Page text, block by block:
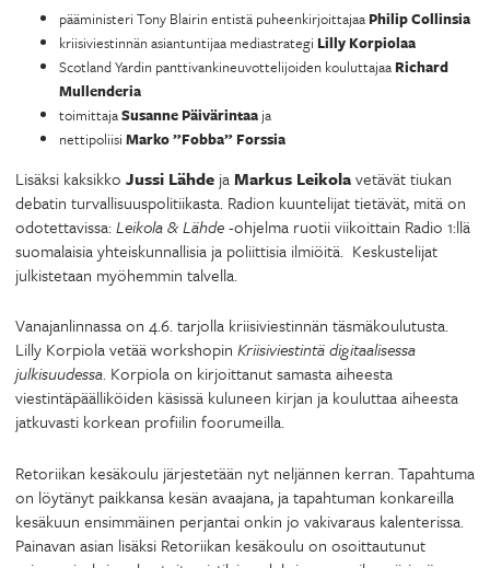
pääministeri Tony Blairin entistä puheenkirjoittajaa Philip Collinsia
kriisiviestinnän asiantuntijaa mediastrategi Lilly Korpiolaa
Scotland Yardin panttivankineuvottelijoiden kouluttajaa Richard
Mullenderia
toimittajaSusanne Päivärintaa ja
nettipoliisi Marko ”Fobba” Forssia
Lisäksi kaksikko Jussi Lähde jaMarkus Leikolavetävät tiukan
debatin turvallisuuspolitiikasta. Radion kuuntelijat tietävät, mitä on
odotettavissa:Leikola & Lähde-ohjelma ruotii viikoittain Radio 1:llä
suomalaisia yhteiskunnallisia ja poliittisia ilmiöitä. Keskustelijat
julkistetaan myöhemmin talvella.
Vanajanlinnassa on 4.6. tarjolla kriisiviestinnän täsmäkoulutusta.
Lilly Korpiola vetää workshopin Kriisiviestintä digitaalisessa
julkisuudessa. Korpiola on kirjoittanut samasta aiheesta
viestintäpäälliköiden käsissä kuluneen kirjan ja kouluttaa aiheesta
jatkuvasti korkean profiilin foorumeilla.
Retoriikan kesäkoulu järjestetään nyt neljännen kerran. Tapahtuma
on löytänyt paikkansa kesän avaajana, ja tapahtuman konkareilla
kesäkuun ensimmäinen perjantai onkin jo vakivaraus kalenterissa.
Painavan asian lisäksi Retoriikan kesäkoulu on osoittautunut